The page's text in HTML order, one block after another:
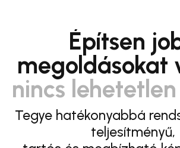
Építsen
megoldásokat
nincs
Tegye hatékonyabbá
teljesítményű,